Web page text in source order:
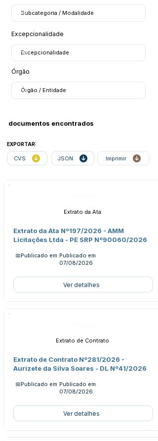
Excepcionalidade
Órgão
documentos encontrados
EXPORTAR:
CVS JSON Imprimir
Extrato da Ata
Extrato da Ata Nº197/2026 - AMM
Licitações Ltda - PE SRP Nº90060/2026
📅Publicado em Publicado em
07/08/2026
Ver detalhes
Extrato de Contrato
Extrato de Contrato Nº281/2026 -
Aurizete da Silva Soares - DL Nº41/2026
📅Publicado em Publicado em
07/08/2026
Ver detalhes